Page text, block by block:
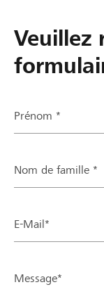
Veuillez
Prénom *
Nom de famille *
E-Mail*
Message*